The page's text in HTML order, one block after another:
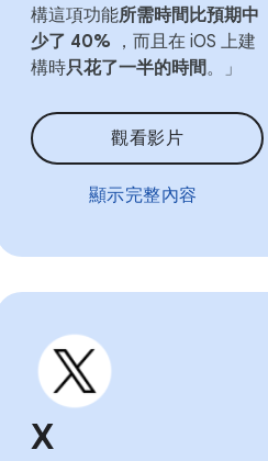
構這項功能所需時間比預期中
少了 40% ，而且在 iOS 上建
構時只花了一半的時間。」
觀看影片
顯示完整內容
X